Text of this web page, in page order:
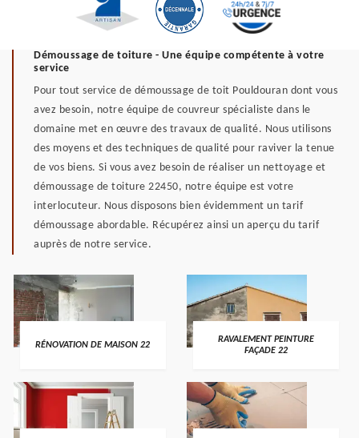
Démoussage de toiture - Une équipe compétente à votre
service
Pour tout service de démoussage de toit Pouldouran dont vous
avez besoin, notre équipe de couvreur spécialiste dans le
domaine met en œuvre des travaux de qualité. Nous utilisons
des moyens et des techniques de qualité pour raviver la tenue
de vos biens. Si vous avez besoin de réaliser un nettoyage et
démoussage de toiture 22450, notre équipe est votre
interlocuteur. Nous disposons bien évidemment un tarif
démoussage abordable. Récupérez ainsi un aperçu du tarif
auprès de notre service.
RÉNOVATION DE MAISON 22
RAVALEMENT PEINTURE
FAÇADE 22